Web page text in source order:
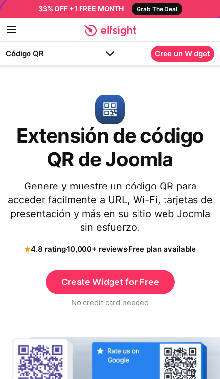
33% OFF +1 FREE MONTH Grab The Deal
Código QR Cree un Widget
Extensión de código
QR de Joomla
Genere y muestre un código QR para
acceder fácilmente a URL, Wi-Fi, tarjetas de
presentación y más en su sitio web Joomla
sin esfuerzo.
4.8 rating10,000+ reviewsFree plan available
Create Widget for Free
No credit card needed